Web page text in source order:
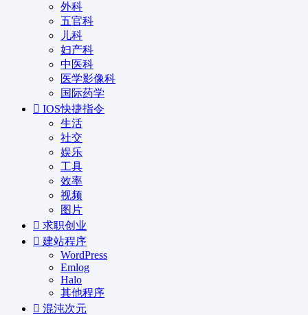
外科
五官科
儿科
妇产科
中医科
医学影像科
国际药学
IOS快捷指令
生活
社交
娱乐
工具
效率
视频
图片
求职创业
建站程序
WordPress
Emlog
Halo
其他程序
混沌次元